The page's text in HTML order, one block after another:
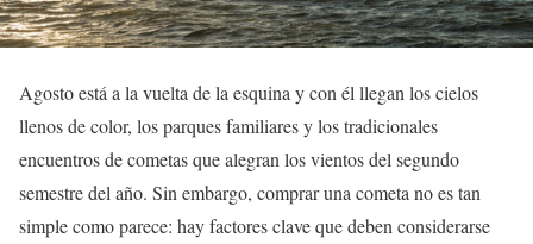
Agosto está a la vuelta de la esquina y con él llegan los cielos
llenos de color, los parques familiares y los tradicionales
encuentros de cometas que alegran los vientos del segundo
semestre del año. Sin embargo, comprar una cometa no es tan
simple como parece: hay factores clave que deben considerarse